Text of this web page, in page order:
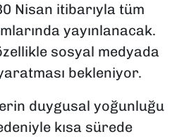
Nisan itibarıyla tüm
yayınlanacak.
sosyal medyada
bekleniyor.
duygusal yoğunluğu
kısa sürede